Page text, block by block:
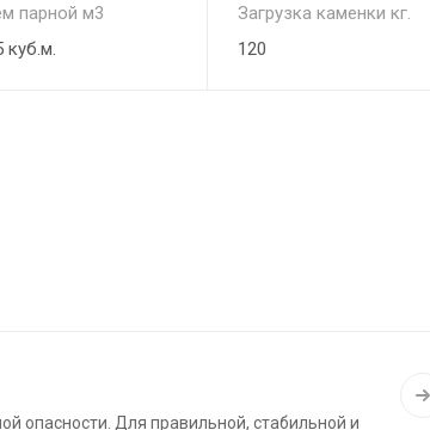
парной м3
куб.м.
Загрузка каменки кг.
120
опасности. Для правильной, стабильной и